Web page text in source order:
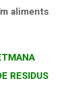
aliments
RESIDUS